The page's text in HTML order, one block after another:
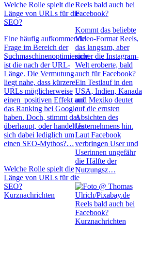
Welche Rolle spielt die
Länge von URLs für die
SEO?
Eine häufig aufkommende
Frage im Bereich der
Suchmaschinenoptimierung
ist die nach der URL-
Länge. Die Vermutung
liegt nahe, dass kürzere
URLs möglicherweise
einen positiven Effekt auf
das Ranking bei Google
haben. Doch, stimmt das
überhaupt, oder handelt es
sich dabei lediglich um
einen SEO-Mythos?…
Welche Rolle spielt die
Länge von URLs für die
SEO?
Kurznachrichten
Reels bald auch bei
Facebook?
Kommt das beliebte
Video-Format Reels,
das langsam, aber
sicher die Instagram-
Welt eroberte, bald
auch für Facebook?
Ein Testlauf in den
USA, Indien, Kanada
und Mexiko deutet
auf die ernsten
Absichten des
Unternehmens hin.
Laut Facebook
verbringen User und
Userinnen ungefähr
die Hälfte der
Nutzungsz…
Reels bald auch bei
Facebook?
Kurznachrichten